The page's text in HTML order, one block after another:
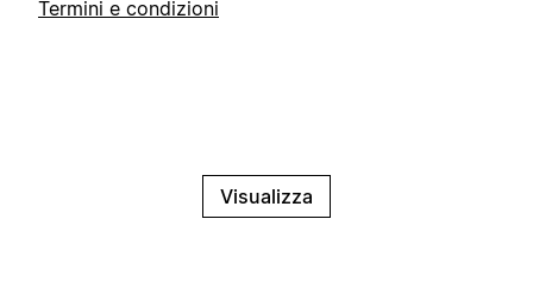
Termini e condizioni
Visualizza